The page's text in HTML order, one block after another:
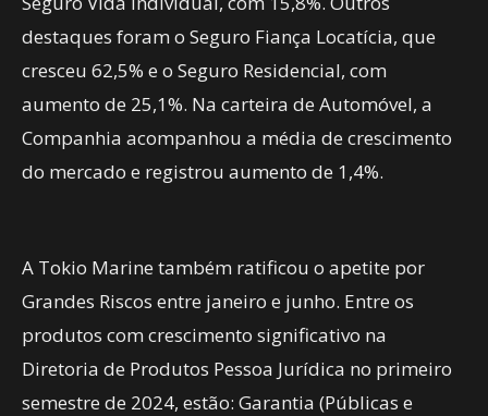
destaques foram o Seguro Fiança Locatícia, que
cresceu 62,5% e o Seguro Residencial, com
aumento de 25,1%. Na carteira de Automóvel, a
Companhia acompanhou a média de crescimento
do mercado e registrou aumento de 1,4%.
A Tokio Marine também ratificou o apetite por
Grandes Riscos entre janeiro e junho. Entre os
produtos com crescimento significativo na
Diretoria de Produtos Pessoa Jurídica no primeiro
semestre de 2024, estão: Garantia (Públicas e